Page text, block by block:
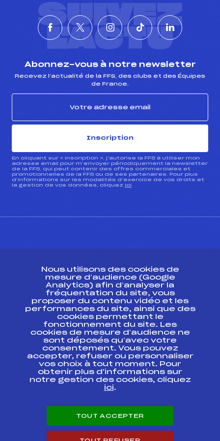
SUIVEZ
L'ACTU
Abonnez-vous à notre newsletter
Recevez l’actualité de la FFS, des clubs et des Équipes
de France.
Inscription
En cliquant sur « inscription », j’autorise la FFS à utiliser mon
adresse email pour m’envoyer périodiquement la newsletter
de la FFS, qui peut contenir des offres commerciales et
promotionnelles de la FFS ou de ses partenaires. Pour plus
d’informations sur les modalités d’exercice de vos droits et
la gestion de vos données, cliquez ici
Ressources
Pass’Neige
Projet sportif fédéral
Projet de performance fédéral
Antidopage
Pôle Développement, Formation, Suivi
Scientifique
Listes ministérielles
Pôle vie de l’athlète
Enseignement professionnel
Carrières
Nous utilisons des cookies de
mesure d’audience (Google
Analytics) afin d’analyser la
fréquentation du site, vous
proposer du contenu vidéo et les
performances du site, ainsi que des
cookies permettant le
fonctionnement du site. Les
cookies de mesure d’audience ne
sont déposés qu’avec votre
consentement. Vous pouvez
accepter, refuser ou personnaliser
vos choix à tout moment. Pour
obtenir plus d'informations sur
notre gestion des cookies, cliquez
ici.
TOUT ACCEPTER